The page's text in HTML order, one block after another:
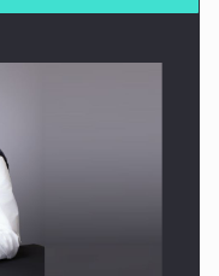
echipelor…